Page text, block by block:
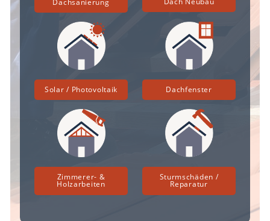
Solar / Photovoltaik Dachfenster
Zimmerer- &
Holzarbeiten
Sturmschäden /
Reparatur